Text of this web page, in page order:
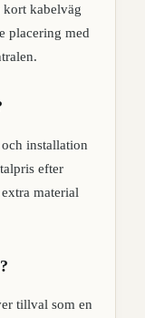
kort kabelväg
placering med
installation
efter
material
tillval som en